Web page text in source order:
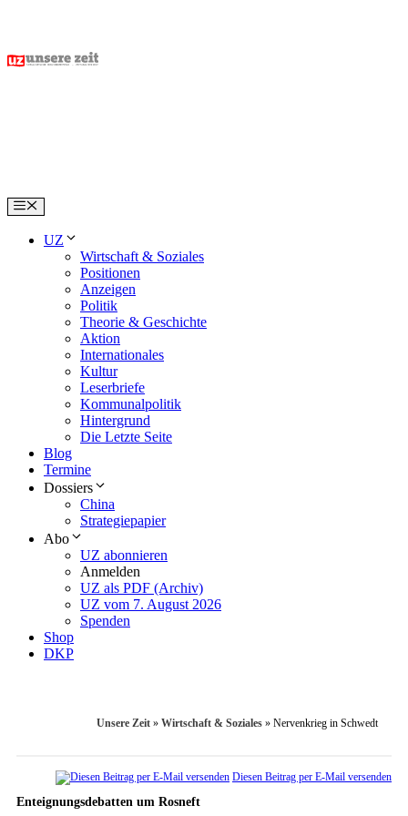
content
Menu
UZ
Wirtschaft & Soziales
Positionen
Anzeigen
Politik
Theorie & Geschichte
Aktion
Internationales
Kultur
Leserbriefe
Kommunalpolitik
Hintergrund
Die Letzte Seite
Blog
Termine
Dossiers
China
Strategiepapier
Abo
UZ abonnieren
Anmelden
UZ als PDF (Archiv)
UZ vom 7. August 2026
Spenden
Shop
DKP
Unsere Zeit » Wirtschaft & Soziales » Nervenkrieg in Schwedt
Diesen Beitrag per E-Mail versenden
Enteignungsdebatten um Rosneft